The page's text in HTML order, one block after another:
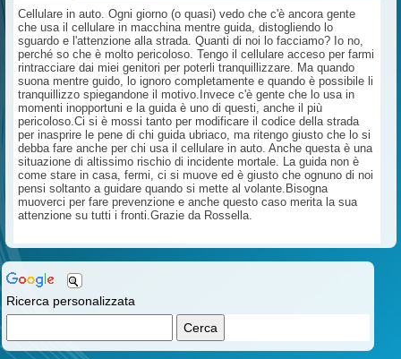
Ricerca personalizzata
Cellulare in auto. Ogni giorno (o quasi) vedo che c'è ancora gente
che usa il cellulare in macchina mentre guida, distogliendo lo
sguardo e l'attenzione alla strada. Quanti di noi lo facciamo? Io no,
perché so che è molto pericoloso. Tengo il cellulare acceso per farmi
rintracciare dai miei genitori per poterli tranquillizzare. Ma quando
suona mentre guido, lo ignoro completamente e quando è possibile li
tranquillizzo spiegandone il motivo.Invece c'è gente che lo usa in
momenti inopportuni e la guida è uno di questi, anche il più
pericoloso.Ci si è mossi tanto per modificare il codice della strada
per inasprire le pene di chi guida ubriaco, ma ritengo giusto che lo si
debba fare anche per chi usa il cellulare in auto. Anche questa è una
situazione di altissimo rischio di incidente mortale. La guida non è
come stare in casa, fermi, ci si muove ed è giusto che ognuno di noi
pensi soltanto a guidare quando si mette al volante.Bisogna
muoverci per fare prevenzione e anche questo caso merita la sua
attenzione su tutti i fronti.Grazie da Rossella.